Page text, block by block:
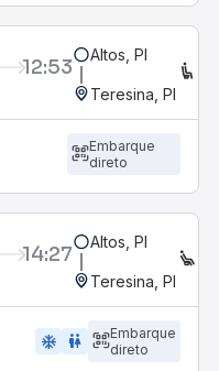
12:53 Altos, PI
Teresina, PI
Embarque
direto
14:27 Altos, PI
Teresina, PI
ac_unit wc
Embarque
direto